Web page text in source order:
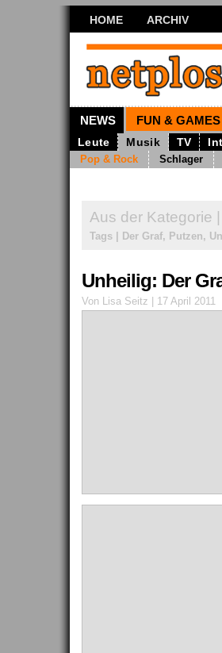
HOME ARCHIV
NEWS FUN & GAMES
Leute Musik TV
Pop & Rock Schlager
Aus der Kategorie |
Tags | Der Graf, Putzen,
Unheilig: Der
Von Lisa Seitz | 17 April 2011